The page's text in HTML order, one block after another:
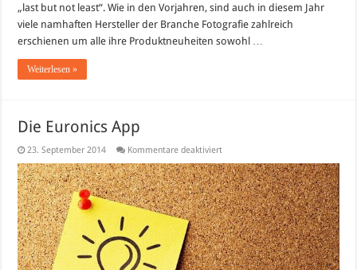
„last but not least“. Wie in den Vorjahren, sind auch in diesem Jahr
viele namhaften Hersteller der Branche Fotografie zahlreich
erschienen um alle ihre Produktneuheiten sowohl …
Weiterlesen »
Die Euronics App
23. September 2014 Kommentare deaktiviertfür
Euronics
App